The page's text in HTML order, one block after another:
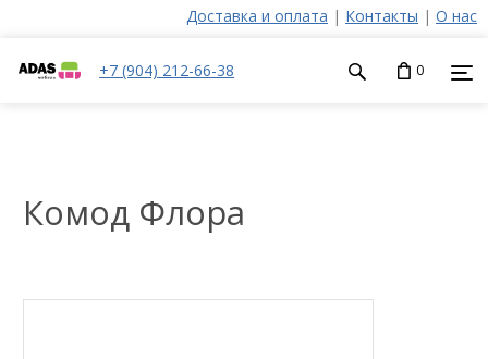
Доставка и оплата | Контакты | О нас
+7 (904) 212-66-38 0
Комод Флора